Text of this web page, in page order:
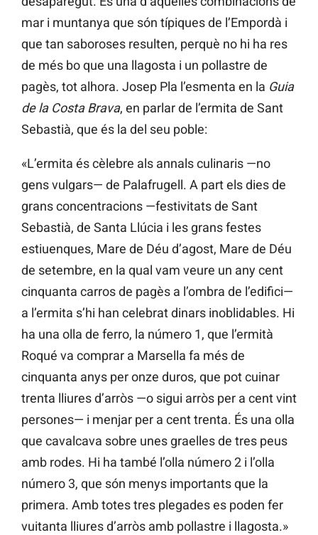
mar i muntanya que són típiques de l’Empordà i
que tan saboroses resulten, perquè no hi ha res
de més bo que una llagosta i un pollastre de
pagès, tot alhora. Josep Pla l’esmenta en la Guia
de la Costa Brava, en parlar de l’ermita de Sant
Sebastià, que és la del seu poble:
«L’ermita és cèlebre als annals culinaris —no
gens vulgars— de Palafrugell. A part els dies de
grans concentracions —festivitats de Sant
Sebastià, de Santa Llúcia i les grans festes
estiuenques, Mare de Déu d’agost, Mare de Déu
de setembre, en la qual vam veure un any cent
cinquanta carros de pagès a l’ombra de l’edifici—
a l’ermita s’hi han celebrat dinars inoblidables. Hi
ha una olla de ferro, la número 1, que l’ermità
Roqué va comprar a Marsella fa més de
cinquanta anys per onze duros, que pot cuinar
trenta lliures d’arròs —o sigui arròs per a cent vint
persones— i menjar per a cent trenta. És una olla
que cavalcava sobre unes graelles de tres peus
amb rodes. Hi ha també l’olla número 2 i l’olla
número 3, que són menys importants que la
primera. Amb totes tres plegades es poden fer
vuitanta lliures d’arròs amb pollastre i llagosta.»